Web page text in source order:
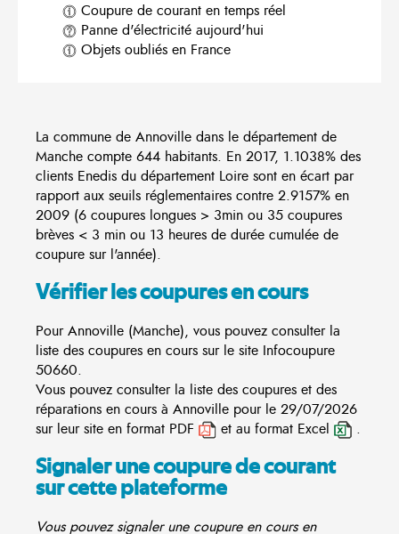
Coupure de courant en temps réel
Panne d'électricité aujourd'hui
Objets oubliés en France
La commune de Annoville dans le département de
Manche compte 644 habitants. En 2017, 1.1038% des
clients Enedis du département Loire sont en écart par
rapport aux seuils réglementaires contre 2.9157% en
2009 (6 coupures longues > 3min ou 35 coupures
brèves < 3 min ou 13 heures de durée cumulée de
coupure sur l'année).
Vérifier les coupures en cours
Pour Annoville (Manche), vous pouvez consulter la
liste des coupures en cours sur le site Infocoupure
50660.
Vous pouvez consulter la liste des coupures et des
réparations en cours à Annoville pour le 29/07/2026
sur leur site en format PDF
et au format Excel .
Signaler une coupure de courant
sur cette plateforme
Vous pouvez signaler une coupure en cours en